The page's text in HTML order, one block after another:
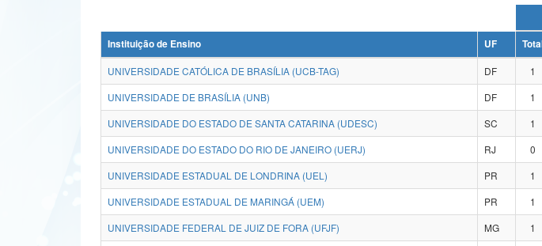
Instituição de Ensino
UF
UNIVERSIDADE CATÓLICA DE BRASÍLIA (UCB-TAG)
DF 1
UNIVERSIDADE DE BRASÍLIA (UNB)
DF 1
UNIVERSIDADE DO ESTADO DE SANTA CATARINA (UDESC)
SC 1
UNIVERSIDADE DO ESTADO DO RIO DE JANEIRO (UERJ)
RJ 0
UNIVERSIDADE ESTADUAL DE LONDRINA (UEL)
PR 1
UNIVERSIDADE ESTADUAL DE MARINGÁ (UEM)
PR 1
UNIVERSIDADE FEDERAL DE JUIZ DE FORA (UFJF)
MG 1